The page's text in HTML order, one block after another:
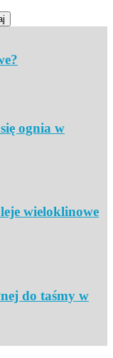
ognia w
wieloklinowe
do taśmy w